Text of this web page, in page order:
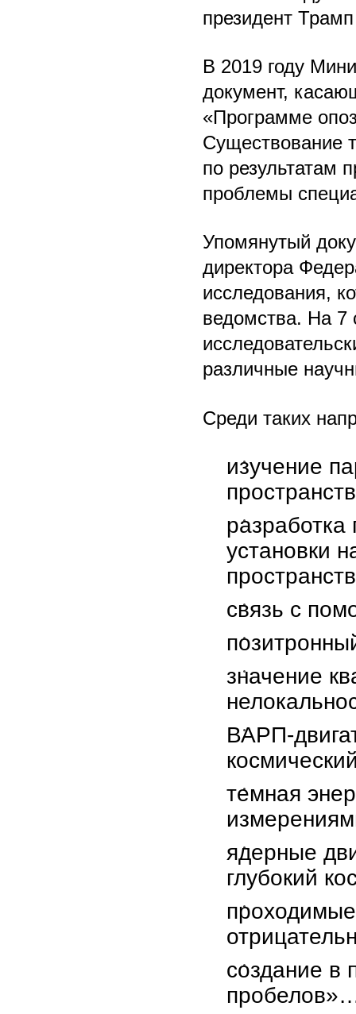
президент
В 2019 году
документ,
«Программе
Существование
по результатам
проблемы
Упомянутый
директора
исследования,
ведомства. На 7
различные
Среди таких
изучение
разработка
установки
связь с
значение
ВАРП-
темная
ядерные
глубокий
создание в